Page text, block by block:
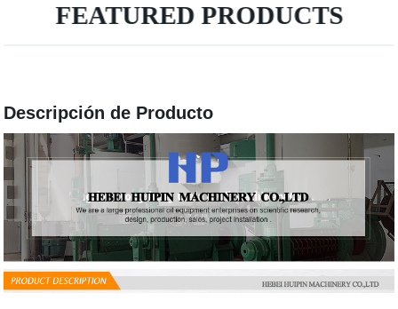
FEATURED PRODUCTS
Descripción de Producto